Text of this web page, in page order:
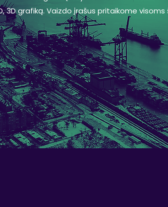
3D grafiką. Vaizdo įrašus pritaikome